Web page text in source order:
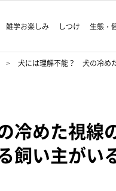
雑学お楽しみ しつけ 生態・
犬には理解不能？ 犬の冷め
めた視線
飼い主がい